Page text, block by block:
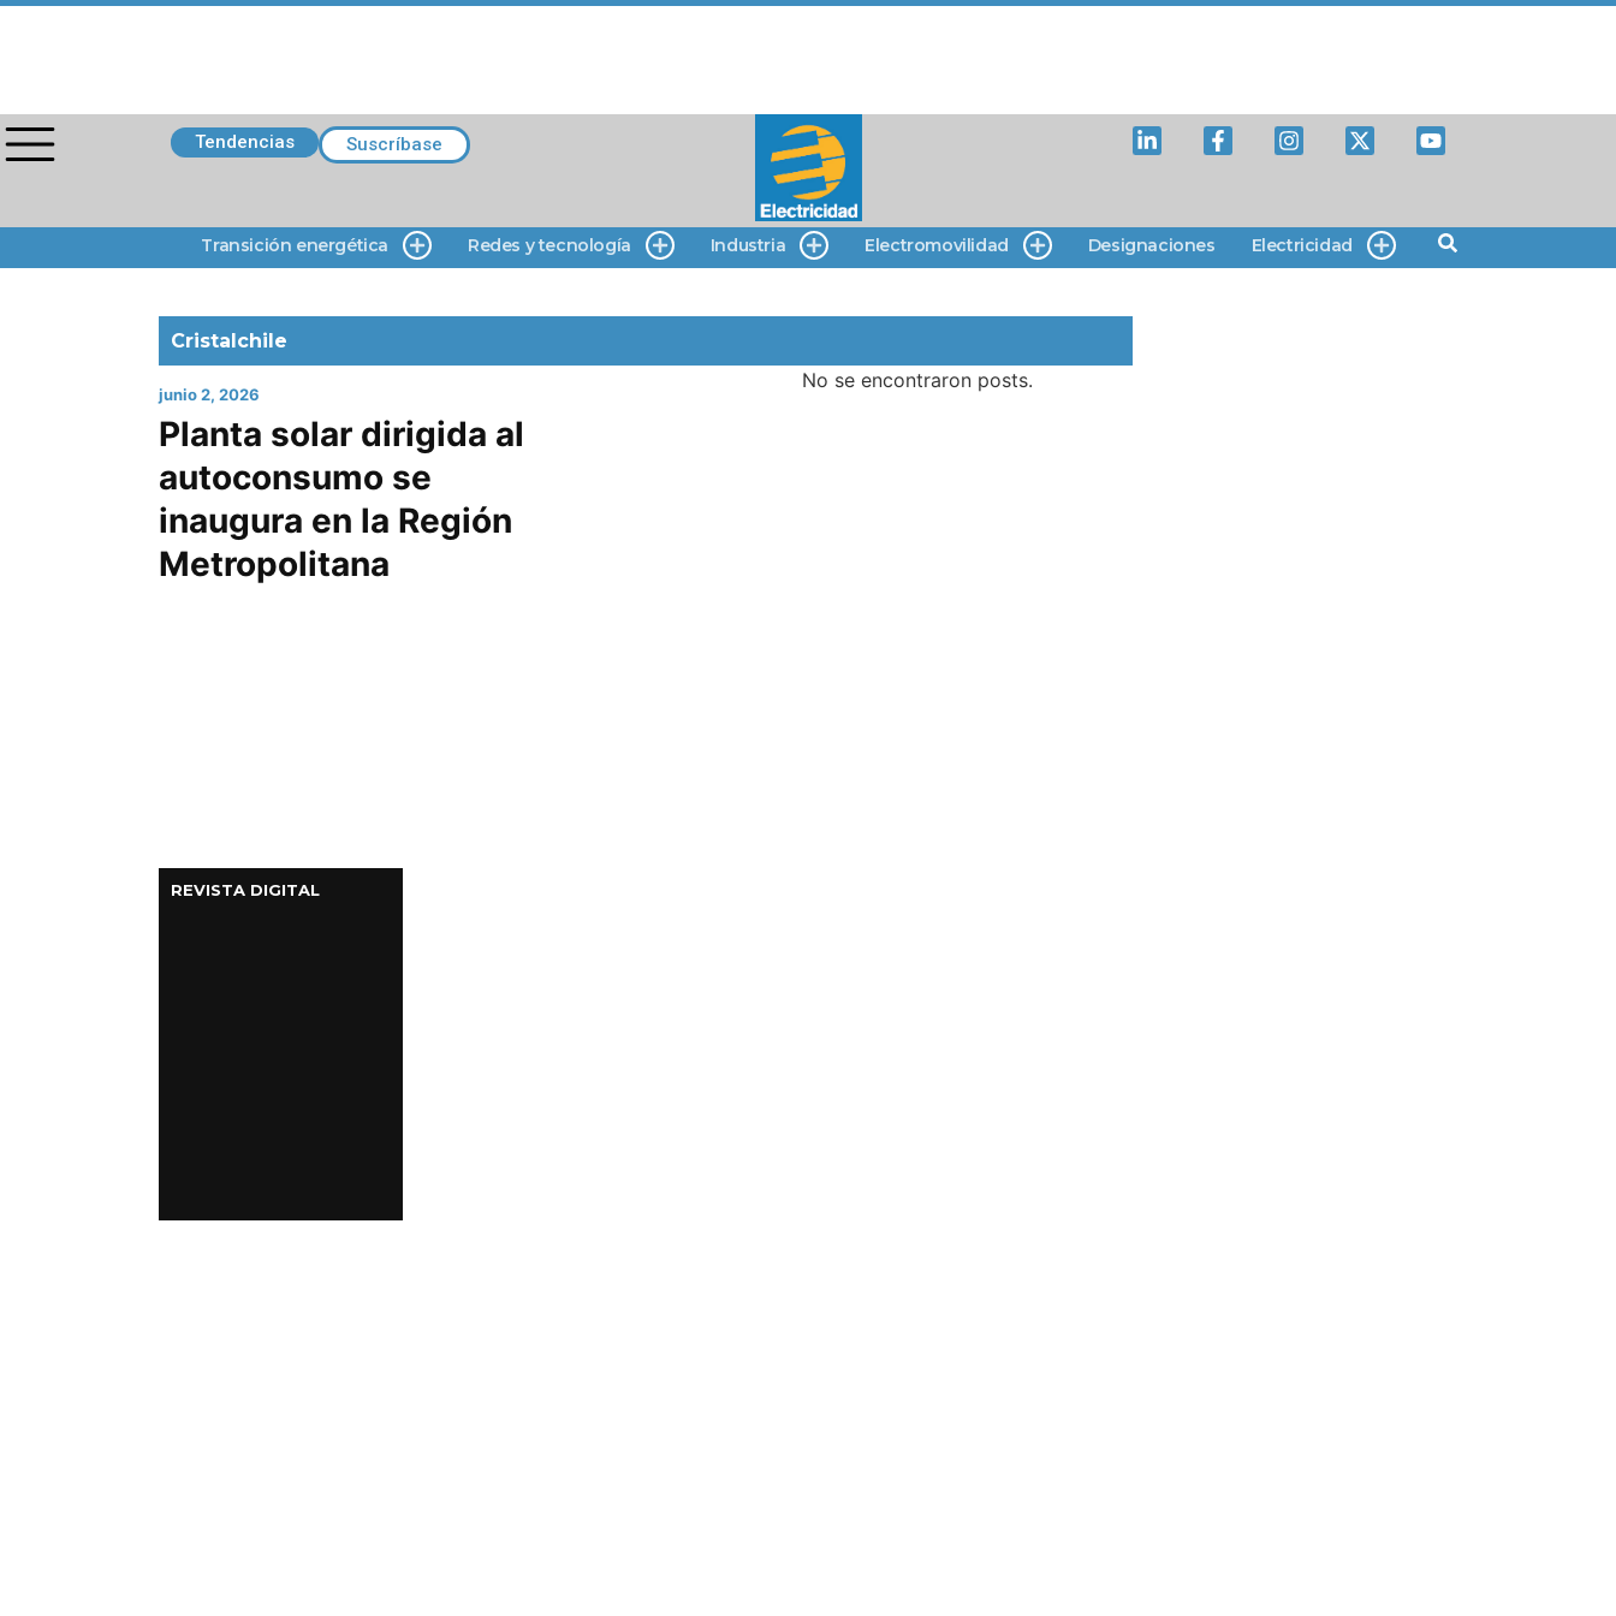
Tendencias Suscríbase
Transición energética Redes y tecnología Industria Electromovilidad Designaciones Electricidad
Cristalchile
junio 2, 2026
Planta solar dirigida al
autoconsumo se
inaugura en la Región
Metropolitana
No se encontraron posts.
REVISTA DIGITAL